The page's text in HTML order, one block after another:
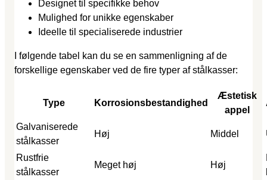
Designet til specifikke behov
Mulighed for unikke egenskaber
Ideelle til specialiserede industrier
I følgende tabel kan du se en sammenligning af de
forskellige egenskaber ved de fire typer af stålkasser:
Type Korrosionsbestandighed
Æstetisk
appel
Galvaniserede
stålkasser
Høj Middel
Rustfrie
stålkasser
Meget høj Høj